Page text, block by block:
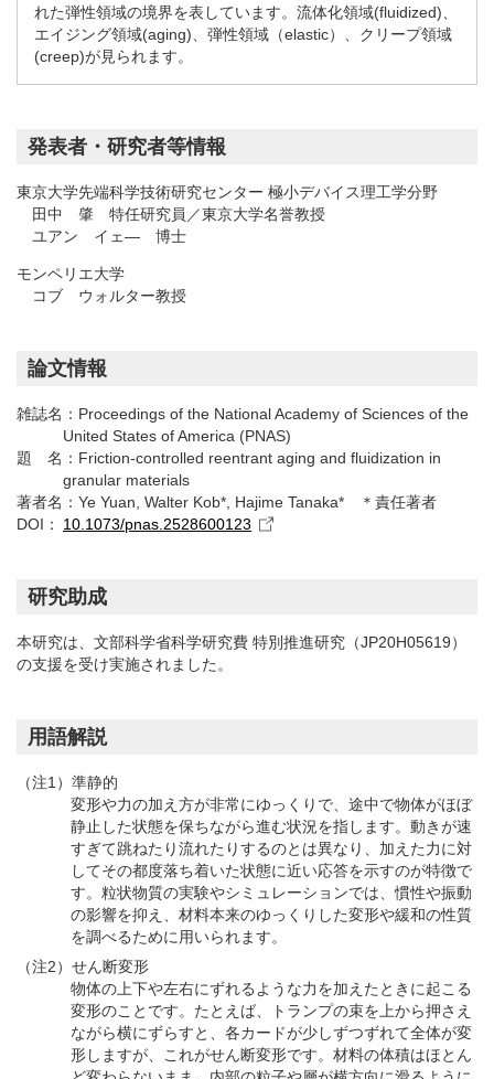
れた弾性領域の境界を表しています。流体化領域(fluidized)、
エイジング領域(aging)、弾性領域（elastic）、クリープ領域
(creep)が見られます。
発表者・研究者等情報
東京大学先端科学技術研究センター 極小デバイス理工学分野
田中 肇 特任研究員／東京大学名誉教授
ユアン イェ― 博士
モンペリエ大学
コブ ウォルター教授
論文情報
雑誌名： Proceedings of the National Academy of Sciences of the
United States of America (PNAS)
題 名： Friction-controlled reentrant aging and fluidization in
granular materials
著者名： Ye Yuan, Walter Kob*, Hajime Tanaka* ＊責任著者
DOI：
10.1073/pnas.2528600123
研究助成
本研究は、文部科学省科学研究費 特別推進研究（JP20H05619）
の支援を受け実施されました。
用語解説
（注1）準静的
変形や力の加え方が非常にゆっくりで、途中で物体がほぼ
静止した状態を保ちながら進む状況を指します。動きが速
すぎて跳ねたり流れたりするのとは異なり、加えた力に対
してその都度落ち着いた状態に近い応答を示すのが特徴で
す。粒状物質の実験やシミュレーションでは、慣性や振動
の影響を抑え、材料本来のゆっくりした変形や緩和の性質
を調べるために用いられます。
（注2）せん断変形
物体の上下や左右にずれるような力を加えたときに起こる
変形のことです。たとえば、トランプの束を上から押さえ
ながら横にずらすと、各カードが少しずつずれて全体が変
形しますが、これがせん断変形です。材料の体積はほとん